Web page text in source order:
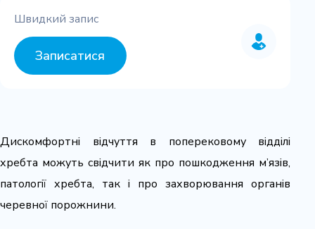
Швидкий запис
Записатися
Дискомфортні відчуття в поперековому відділі
хребта можуть свідчити як про пошкодження м’язів,
патології хребта, так і про захворювання органів
черевної порожнини.